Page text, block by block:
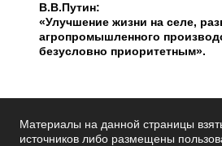
В.В.Путин:
«Улучшение жизни на селе,
агропромышленного
безусловно приоритетным».
Материалы на данной страницы
источников либо размещены